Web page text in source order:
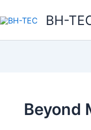
para
BH-
Beyond